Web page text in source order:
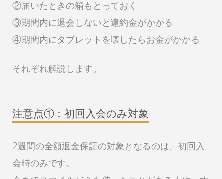
②届いたときの箱もとっておく
③期間内に退会しないと違約金がかかる
④期間内にタブレットを壊したらお金がかかる
それぞれ解説します。
注意点①：初回入会のみ対象
2週間の全額返金保証の対象となるのは、初回入
会時のみです。